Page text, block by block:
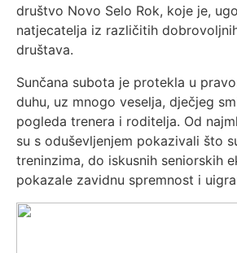
društvo Novo Selo Rok, koje je,
natjecatelja iz različitih
društava.
Sunčana subota je protekla u
duhu, uz mnogo veselja, dječjeg
pogleda trenera i roditelja. Od
su s oduševljenjem pokazivali što
treninzima, do iskusnih seniorskih
pokazale zavidnu spremnost i